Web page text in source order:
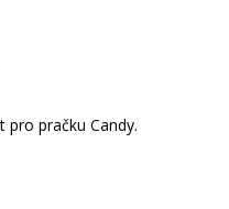
pro pračku Candy.